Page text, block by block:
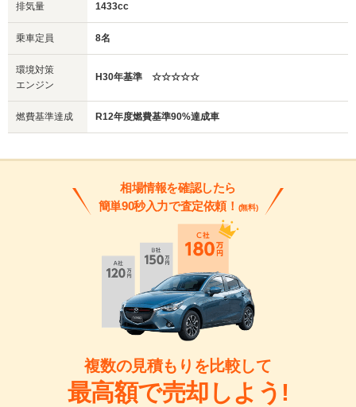
排気量 1433cc
乗車定員 8名
環境対策
エンジン
H30年基準 ☆☆☆☆☆
燃費基準達成 R12年度燃費基準90%達成車
相場情報を確認したら
簡単90秒入力で査定依頼！ (無料)
複数の見積もりを比較して
最高額で売却しよう!